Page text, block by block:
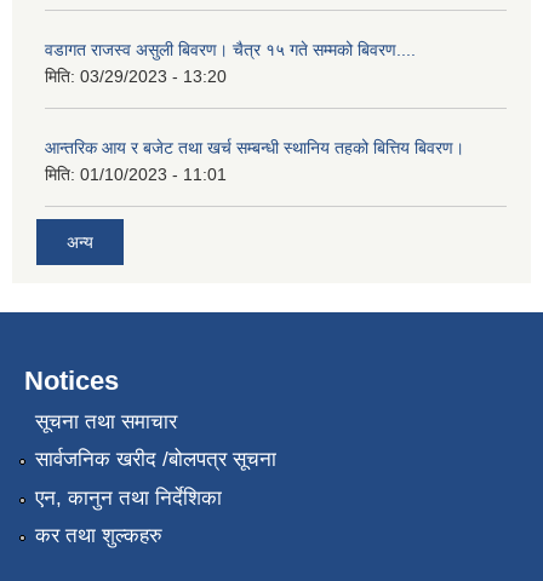
वडागत राजस्व असुली बिवरण। चैत्र १५ गते सम्मको बिवरण....
मिति: 03/29/2023 - 13:20
आन्तरिक आय र बजेट तथा खर्च सम्बन्धी स्थानिय तहको बित्तिय बिवरण।
मिति: 01/10/2023 - 11:01
अन्य
Notices
सूचना तथा समाचार
सार्वजनिक खरीद /बोलपत्र सूचना
एन, कानुन तथा निर्देशिका
कर तथा शुल्कहरु